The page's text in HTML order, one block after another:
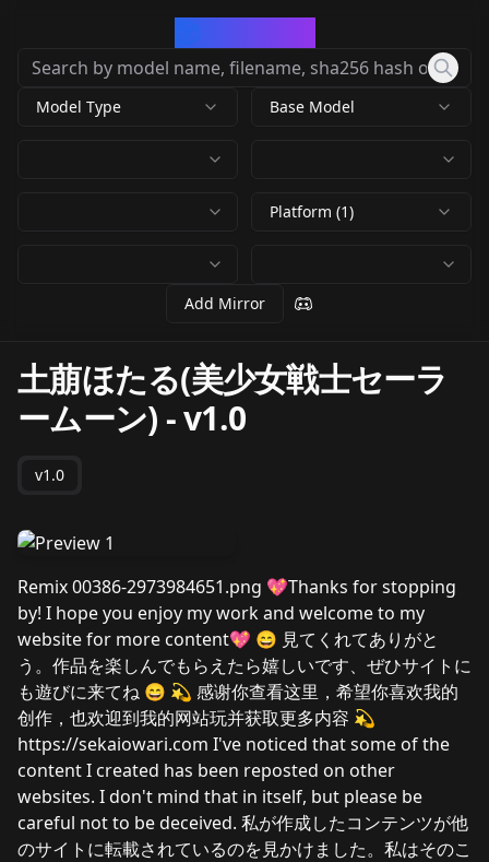
Model Type Base Model
Platform (1)
Add Mirror
土萠ほたる(美少女戦士セーラ
ームーン) -v1.0
v1.0
Remix 00386-2973984651.png 💖Thanks for stopping
by! I hope you enjoy my work and welcome to my
website for more content💖 😄 見てくれてありがと
う。作品を楽しんでもらえたら嬉しいです、ぜひサイトに
も遊びに来てね 😄 💫 感谢你查看这里，希望你喜欢我的
创作，也欢迎到我的网站玩并获取更多内容 💫
https://sekaiowari.com I've noticed that some of the
content I created has been reposted on other
websites. I don't mind that in itself, but please be
careful not to be deceived. 私が作成したコンテンツが他
のサイトに転載されているのを見かけました。私はそのこ